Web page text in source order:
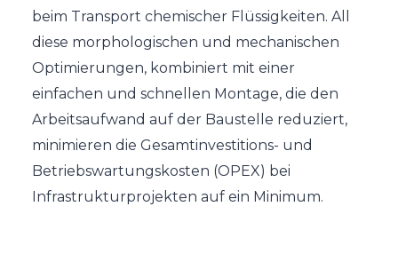
beim Transport chemischer Flüssigkeiten. All
diese morphologischen und mechanischen
Optimierungen, kombiniert mit einer
einfachen und schnellen Montage, die den
Arbeitsaufwand auf der Baustelle reduziert,
minimieren die Gesamtinvestitions- und
Betriebswartungskosten (OPEX) bei
Infrastrukturprojekten auf ein Minimum.